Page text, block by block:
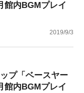
館内BGMプレイ
2019/9/3
プ「ベースヤー
館内BGMプレイ